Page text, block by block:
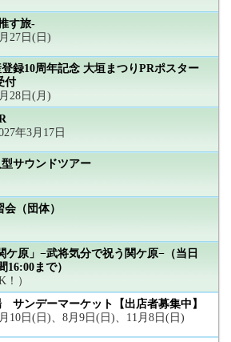
す旅-
27日(日)
録10周年記念 大垣まつりPRポスター
付
28日(月)
年3月17日
型サウンドツアー
（団体）
ケ原」−武将気分で祝う関ケ原−（当日
まで）
）
サンデーマーケット【出店者募集中】
10日(日)、8月9日(日)、11月8日(日)